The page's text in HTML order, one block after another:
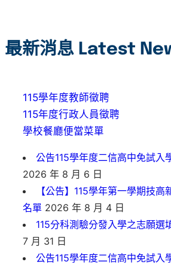
最新消息 Latest
115學年度教師徵聘
115年度行政人員徵聘
學校餐廳便當菜單
公告115學年度二信高中免試入
2026 年 8 月 6 日
【公告】115學年第一學期技
名單 2026 年 8 月 4 日
115分科測驗分發入學之志願選
7 月 31 日
公告115學年度二信高中免試入